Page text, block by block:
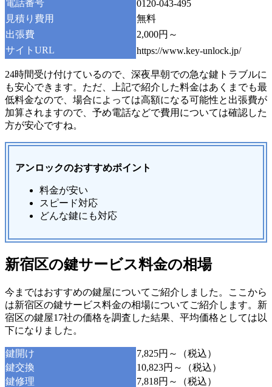
電話番号
0120-043-495
見積り費用
無料
出張費
2,000円～
サイトURL
https://www.key-unlock.jp/
24時間受け付けているので、深夜早朝での急な鍵トラブルに
も安心できます。ただ、上記で紹介した料金はあくまでも最
低料金なので、場合によっては高額になる可能性と出張費が
加算されますので、予め電話などで費用については確認した
方が安心ですね。
アンロックのおすすめポイント
料金が安い
スピード対応
どんな鍵にも対応
新宿区の鍵サービス料金の相場
今まではおすすめの鍵屋についてご紹介しました。ここから
は新宿区の鍵サービス料金の相場についてご紹介します。新
宿区の鍵屋17社の価格を調査した結果、平均価格としては以
下になりました。
鍵開け
7,825円～（税込）
鍵交換
10,823円～（税込）
鍵修理
7,818円～（税込）